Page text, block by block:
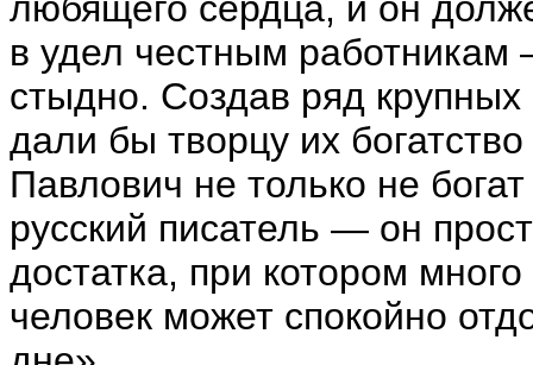
в удел честным
стыдно. Создав ряд
дали бы творцу их
Павлович не только не
русский писатель — он
достатка, при котором
человек может спокойно